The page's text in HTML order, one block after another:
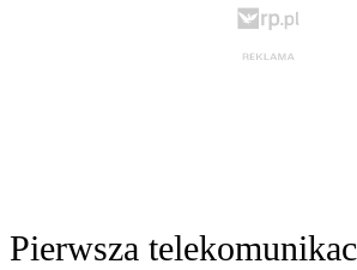
Pierwsza